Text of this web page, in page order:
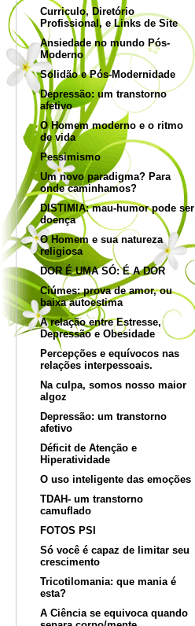
Curriculo, Diretório
Profissional, e Links de Site
Ansiedade no mundo Pós-
Moderno
Solidão e Pós-Modernidade
Depressão: um transtorno
afetivo
O Homem moderno e o ritmo
de vida
Pessimismo
Um novo paradigma? Para
onde caminhamos?
DISTIMIA: mau-humor pode ser
doença
O Homem e sua natureza
religiosa
DOR É UMA SÓ: É A DOR
Ciúmes: prova de amor, ou
baixa autoestima
A relação entre Estresse,
Depressão e Obesidade
Percepções e equívocos nas
relações interpessoais.
Na culpa, somos nosso maior
algoz
Depressão: um transtorno
afetivo
Déficit de Atenção e
Hiperatividade
O uso inteligente das emoções
TDAH- um transtorno
camuflado
FOTOS PSI
Só você é capaz de limitar seu
crescimento
Tricotilomania: que mania é
esta?
A Ciência se equivoca quando